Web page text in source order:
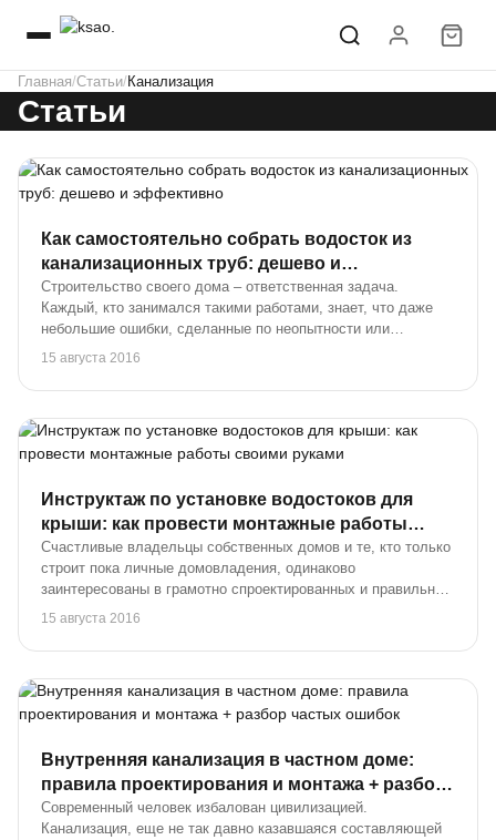
Главная Статьи Канализация
Статьи
Как самостоятельно собрать водосток из
канализационных труб: дешево и
эффективно
Строительство своего дома – ответственная задача.
Каждый, кто занимался такими работами, знает, что даже
небольшие ошибки, сделанные по неопытности или
небрежности, могут обернуться большими проблемами.
15 августа 2016
Инструктаж по установке водостоков для
крыши: как провести монтажные работы
своими руками
Счастливые владельцы собственных домов и те, кто только
строит пока личные домовладения, одинаково
заинтересованы в грамотно спроектированных и правильно
установленных водосточных системах. Эти конструкции
15 августа 2016
Внутренняя канализация в частном доме:
правила проектирования и монтажа + разбор
частых ошибок
Современный человек избалован цивилизацией.
Канализация, еще не так давно казавшаяся составляющей